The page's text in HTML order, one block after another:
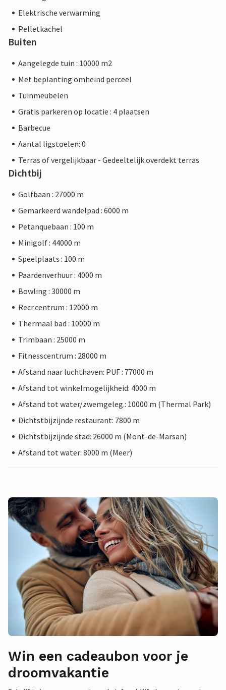
Elektrische verwarming
Pelletkachel
Buiten
Aangelegde tuin : 10000 m2
Met beplanting omheind perceel
Tuinmeubelen
Gratis parkeren op locatie : 4 plaatsen
Barbecue
Aantal ligstoelen: 0
Terras of vergelijkbaar - Gedeeltelijk overdekt terras
Dichtbij
Golfbaan : 27000 m
Gemarkeerd wandelpad : 6000 m
Petanquebaan : 100 m
Minigolf : 44000 m
Speelplaats : 100 m
Paardenverhuur : 4000 m
Bowling : 30000 m
Recr.centrum : 12000 m
Thermaal bad : 10000 m
Trimbaan : 25000 m
Fitnesscentrum : 28000 m
Afstand naar luchthaven: PUF : 77000 m
Afstand tot winkelmogelijkheid: 4000 m
Afstand tot water/zwemgeleg.: 10000 m (Thermal Park)
Dichtstbijzijnde restaurant: 7800 m
Dichtstbijzijnde stad: 26000 m (Mont-de-Marsan)
Afstand tot water: 8000 m (Meer)
Win een cadeaubon voor je
droomvakantie